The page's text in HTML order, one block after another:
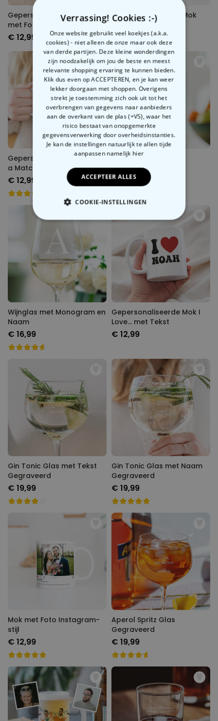
Gepersonaliseerde Mok
met Foto en Definitie en
Hart-handvat
€ 12,99
Gepersonaliseerde Mok
€ 12,99
Gepersonaliseerde Mok It's
a Match
€ 12,99
Wijnglas met Naam
€ 16,99
Wijnglas met Monogram en
Naam
€ 16,99
Gepersonaliseerde Mok I
Love... met Tekst
€ 12,99
Gin Tonic Glas met Tekst
Gegraveerd
€ 19,99
Gin Tonic Glas met Naam
Gegraveerd
€ 19,99
Mok met Foto Instagram-
stijl
€ 12,99
Aperol Spritz Glas
Gegraveerd
€ 19,99
Verrassing! Cookies :-)
Onze website gebruikt veel koekjes (a.k.a.
cookies) - niet alleen de onze maar ook deze
van derde partijen. Deze kleine wonderdingen
zijn noodzakelijk om jou de beste en meest
relevante shopping ervaring te kunnen bieden.
Klik dus even op ACCEPTEREN, en je kan weer
lekker doorgaan met shoppen. Overigens
strekt je toestemming zich ook uit tot het
overbrengen van gegevens naar aanbieders
aan de overkant van de plas (=VS), waar het
risico bestaat van onopgemerkte
gegevensverwerking door overheidsinstanties.
Je kan de instellingen natuurlijk te allen tijde
aanpassen namelijk hier
ACCEPTEER ALLES
COOKIE-INSTELLINGEN
NOODZAKELIJK
PERFORMANCE
MARKETING OVERIGE